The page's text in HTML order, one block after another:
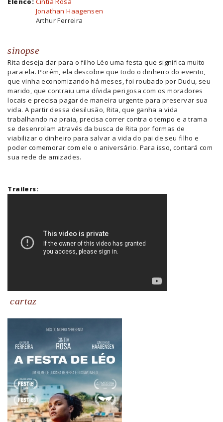
Jonathan Haagensen
Arthur Ferreira
sinopse
Rita deseja dar para o filho Léo uma festa que significa muito
para ela. Porém, ela descobre que todo o dinheiro do evento,
que vinha economizando há meses, foi roubado por Dudu, seu
marido, que contraiu uma dívida perigosa com os moradores
locais e precisa pagar de maneira urgente para preservar sua
vida. A partir dessa desilusão, Rita, que ganha a vida
trabalhando na praia, precisa correr contra o tempo e a trama
se desenrolam através da busca de Rita por formas de
viabilizar o dinheiro para salvar a vida do pai de seu filho e
poder comemorar com ele o aniversário. Para isso, contará com
sua rede de amizades.
Trailers:
cartaz